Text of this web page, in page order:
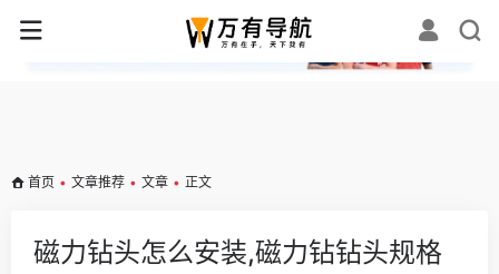
✕
首页 • 文章推荐 • 文章 • 正文
磁力钻头怎么安装,磁力钻钻头规格